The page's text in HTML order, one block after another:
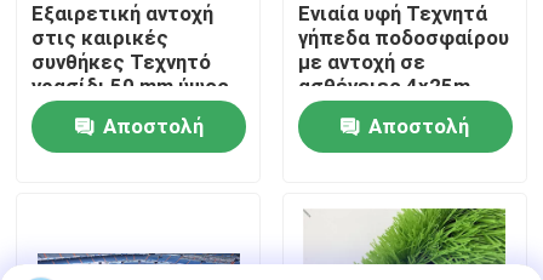
Επικοινωνήστε μαζί μας
Ειδήσεις
Ζητήστε μια προσφορά
Εξαιρετική αντοχή
στις καιρικές
συνθήκες Τεχνητό
γρασίδι 50 mm ύψος
στοίβας υψηλή
ευελιξίαΑποστολή
Ενιαία υφή Τεχνητά
γήπεδα ποδοσφαίρου
με αντοχή σε
ασθένειες 4x25m
Αποστολή